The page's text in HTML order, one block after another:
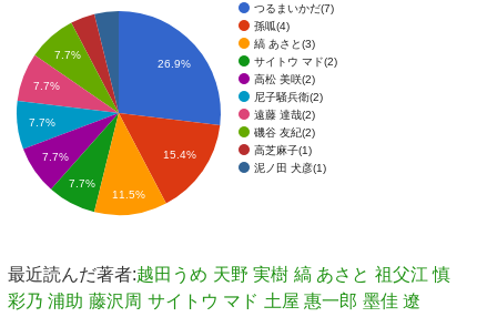
つるまいかだ(7)
孫呱(4)
縞 あさと(3)
サイトウ マド(2)
高松 美咲(2)
尼子騒兵衛(2)
遠藤 達哉(2)
磯谷 友紀(2)
高芝麻子(1)
泥ノ田 犬彦(1)
26.9%
15.4%
7.7%
7.7%
7.7%
7.7%
7.7%
11.5%
最近読んだ著者:越田うめ 天野 実樹 縞 あさと 祖父江 慎
彩乃 浦助 藤沢周 サイトウ マド 土屋 惠一郎 墨佳 遼